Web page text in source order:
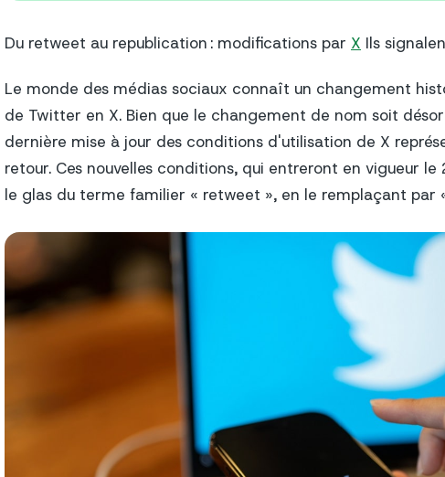
Du retweet au republication : modifications par X Ils
Le monde des médias sociaux connaît un changement
de Twitter en X. Bien que le changement de nom soit
dernière mise à jour des conditions d'utilisation de X
retour. Ces nouvelles conditions, qui entreront en vigueur
le glas du terme familier « retweet », en le remplaçant par